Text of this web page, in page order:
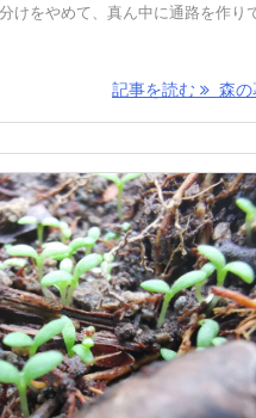
けをやめて、真ん中に通路を作り
記事を読む 森の